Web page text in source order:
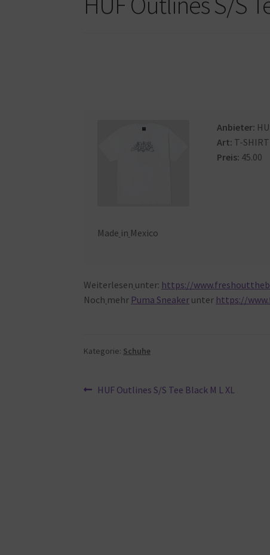
Anbieter:
Art: T-SHIRT
Preis: 45.00
Made in Mexico
Weiterlesen unter: https://
Noch mehr Puma Sneaker unter https://
Kategorie: Schuhe
Beitragsnavigation
Vorheriger
HUF Outlines S/S Tee Black M L XL